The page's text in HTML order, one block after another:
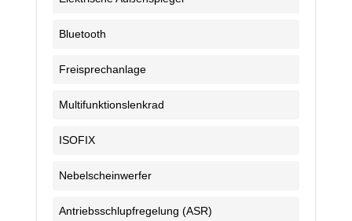
Bluetooth
Freisprechanlage
Multifunktionslenkrad
ISOFIX
Nebelscheinwerfer
Antriebsschlupfregelung (ASR)